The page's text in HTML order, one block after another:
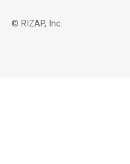
© RIZAP, Inc.